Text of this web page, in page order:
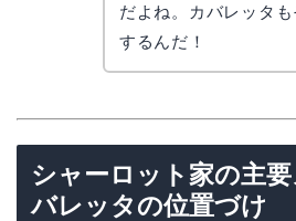
だよね。カバレッタ
するんだ！
シャーロット家の主
バレッタの位置づけ